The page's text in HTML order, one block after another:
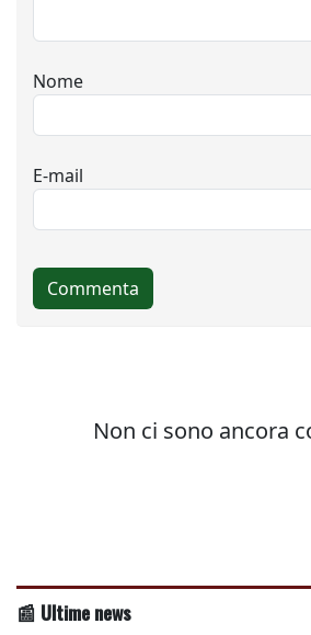
📰 Ultime news